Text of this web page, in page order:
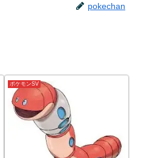
pokechan
ポケモンSV